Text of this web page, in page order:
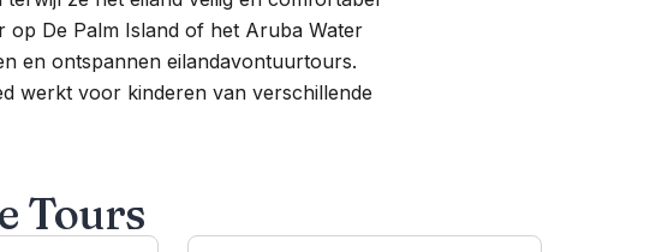
op De Palm Island of het Aruba Water
en ontspannen eilandavontuurtours.
werkt voor kinderen van verschillende
Tours